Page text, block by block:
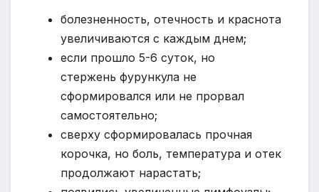
болезненность, отечность и краснота
увеличиваются с каждым днем;
если прошло 5-6 суток, но
стержень фурункула не
сформировался или не прорвал
самостоятельно;
сверху сформировалась прочная
корочка, но боль, температура и отек
продолжают нарастать;